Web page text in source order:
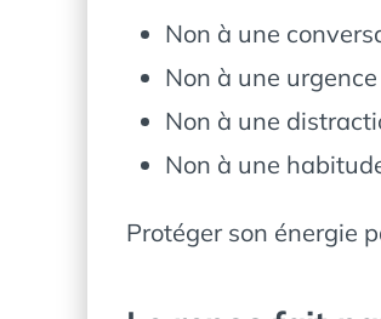
Non à une
Non à une
Non à une
Non à une
Protéger son énergie